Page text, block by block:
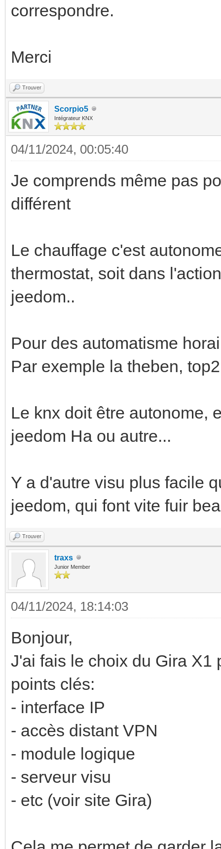
correspondre.
Merci
Trouver
Scorpio5
Intégrateur KNX
04/11/2024, 00:05:40
Je comprends même pas
différent
Le chauffage c'est
thermostat, soit dans
jeedom..
Pour des automatisme
Par exemple la theben,
Le knx doit être autonome,
jeedom Ha ou autre...
Y a d'autre visu plus facile
jeedom, qui font vite fuir
Trouver
traxs
Junior Member
04/11/2024, 18:14:03
Bonjour,
J'ai fais le choix du Gira X1
points clés:
- interface IP
- accès distant VPN
- module logique
- serveur visu
- etc (voir site Gira)